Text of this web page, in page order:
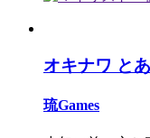
オキナワ と
琉Games